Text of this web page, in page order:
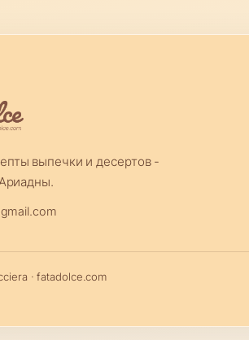
выпечки и десертов -
· fatadolce.com